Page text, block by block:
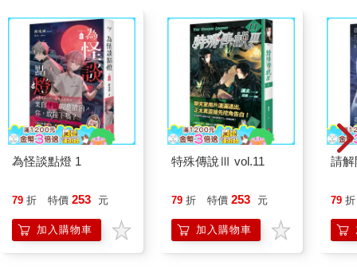
用青蛙浴巾包住她，將她抱在胸前走進走廊。我的腳才踏上地
板，兩腿就在身下一軟，彷彿化成了水。克蘿伊還貼俯在我胸
前，我整個人往前摔，動力把我往牆角推。我用慢動作看見整個
過程──克蘿伊的頭離牆愈來愈近，牆壁九十度直角的接口會把她
的頭頂切開。
我把身體猛力向右扭，肩膀撞上牆角，克蘿伊的頭驚險閃過牆
壁。一切都發生在瞬間，頂多只有兩秒鐘。克蘿伊甚至沒哭，只
在我們落地時發出小小的尖叫，之後就躺在那裡，等著看接下來
了動腿卻沒有感覺。克蘿伊發出悶住的聲音，我拉開她臉上的青
蛙帽。
「寶貝。」我說。「你還好嗎？」
為怪談點燈 1
79 折 特價 253 元
加入購物車
特殊傳說Ⅲ vol.11
79 折 特價 253 元
加入購物車
請解
79 折